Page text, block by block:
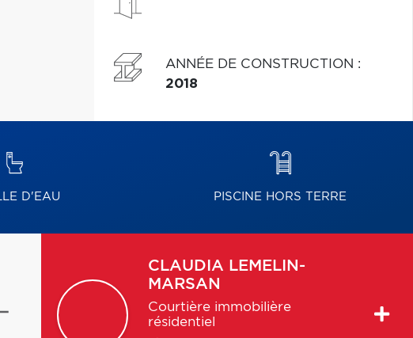
ANNÉE DE CONSTRUCTION :
2018
D'EAU PISCINE HORS TERRE
CLAUDIA LEMELIN-
MARSAN
Courtière immobilière
résidentiel